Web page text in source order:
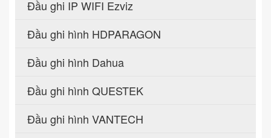
Đầu ghi IP WIFI Ezviz
Đầu ghi hình HDPARAGON
Đầu ghi hình Dahua
Đầu ghi hình QUESTEK
Đầu ghi hình VANTECH